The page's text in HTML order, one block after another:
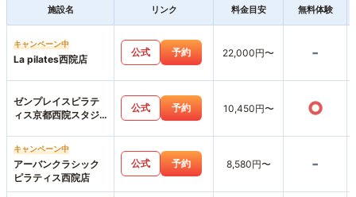
施設名 リンク 料金目安 無料体験
キャンペーン中
La pilates西院店
公式 予約 22,000円〜 -
ゼンプレイスピラテ
ィス京都西院スタジ
公式 予約 10,450円〜 ○
キャンペーン中
アーバンクラシック
ピラティス西院店
公式 予約 8,580円〜 -